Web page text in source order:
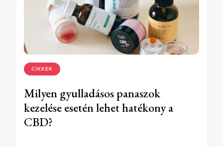
CIKKEK
Milyen gyulladásos panaszok
kezelése esetén lehet hatékony a
CBD?